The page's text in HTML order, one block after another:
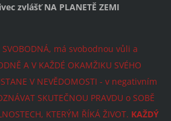
zvlášť NA PLANETĚ ZEMI
má svobodnou vůli a
A V KAŽDÉ OKAMŽIKU SVÉHO
V NEVĚDOMOSTI - v negativním
SKUTEČNOU PRAVDU o SOBĚ
KTERÝM ŘÍKÁ ŽIVOT. KAŽDÝ